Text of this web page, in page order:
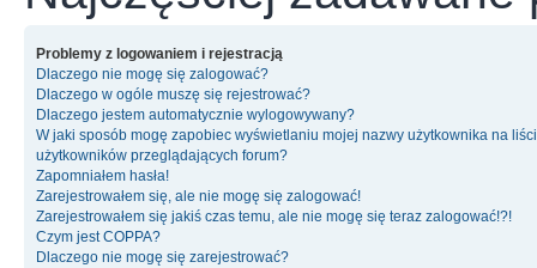
Problemy z logowaniem i rejestracją
Dlaczego nie mogę się zalogować?
Dlaczego w ogóle muszę się rejestrować?
Dlaczego jestem automatycznie wylogowywany?
W jaki sposób mogę zapobiec wyświetlaniu mojej nazwy użytkownika na
użytkowników przeglądających forum?
Zapomniałem hasła!
Zarejestrowałem się, ale nie mogę się zalogować!
Zarejestrowałem się jakiś czas temu, ale nie mogę się teraz zalogować!?!
Czym jest COPPA?
Dlaczego nie mogę się zarejestrować?